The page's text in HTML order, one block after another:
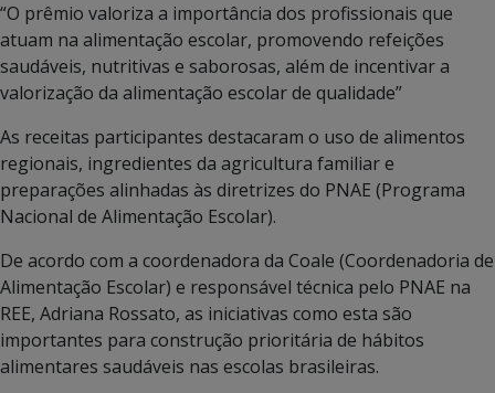
“O prêmio valoriza a importância dos profissionais que
atuam na alimentação escolar, promovendo refeições
saudáveis, nutritivas e saborosas, além de incentivar a
valorização da alimentação escolar de qualidade”
As receitas participantes destacaram o uso de alimentos
regionais, ingredientes da agricultura familiar e
preparações alinhadas às diretrizes do PNAE (Programa
Nacional de Alimentação Escolar).
De acordo com a coordenadora da Coale (Coordenadoria de
Alimentação Escolar) e responsável técnica pelo PNAE na
REE, Adriana Rossato, as iniciativas como esta são
importantes para construção prioritária de hábitos
alimentares saudáveis nas escolas brasileiras.